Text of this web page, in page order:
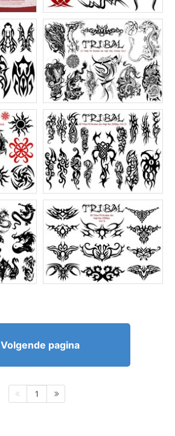
Volgende pagina
1